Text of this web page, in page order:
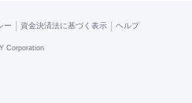
ー 資金決済法に基づく表示 ヘルプ
Corporation